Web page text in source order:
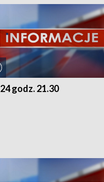
godz. 21.30